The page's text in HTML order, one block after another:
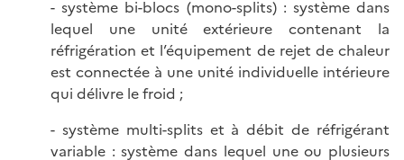
- système bi-blocs (mono-splits) : système dans
lequel une unité extérieure contenant la
réfrigération et l’équipement de rejet de chaleur
est connectée à une unité individuelle intérieure
qui délivre le froid ;
- système multi-splits et à débit de réfrigérant
variable : système dans lequel une ou plusieurs